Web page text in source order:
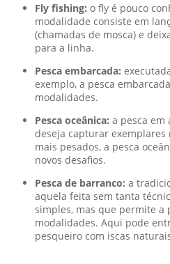
Fly fishing: o fly é pouco
modalidade consiste em
(chamadas de mosca) e
para a linha.
Pesca embarcada:
exemplo, a pesca
modalidades.
Pesca oceânica: a pesca em
deseja capturar
mais pesados, a pesca
novos desafios.
Pesca de barranco: a
aquela feita sem tanta
simples, mas que permite a
modalidades. Aqui pode
pesqueiro com iscas